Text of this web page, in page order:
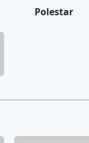
Polestar